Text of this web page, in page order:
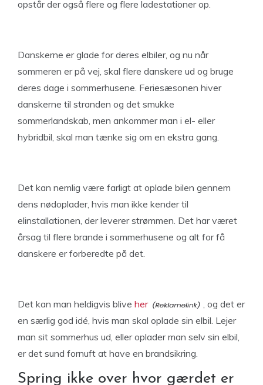
opstår der også flere og flere ladestationer op.
Danskerne er glade for deres elbiler, og nu når
sommeren er på vej, skal flere danskere ud og bruge
deres dage i sommerhusene. Feriesæsonen hiver
danskerne til stranden og det smukke
sommerlandskab, men ankommer man i el- eller
hybridbil, skal man tænke sig om en ekstra gang.
Det kan nemlig være farligt at oplade bilen gennem
dens nødoplader, hvis man ikke kender til
elinstallationen, der leverer strømmen. Det har været
årsag til flere brande i sommerhusene og alt for få
danskere er forberedte på det.
Det kan man heldigvis blive her
, og det er
en særlig god idé, hvis man skal oplade sin elbil. Lejer
man sit sommerhus ud, eller oplader man selv sin elbil,
er det sund fornuft at have en brandsikring.
Spring ikke over hvor gærdet er